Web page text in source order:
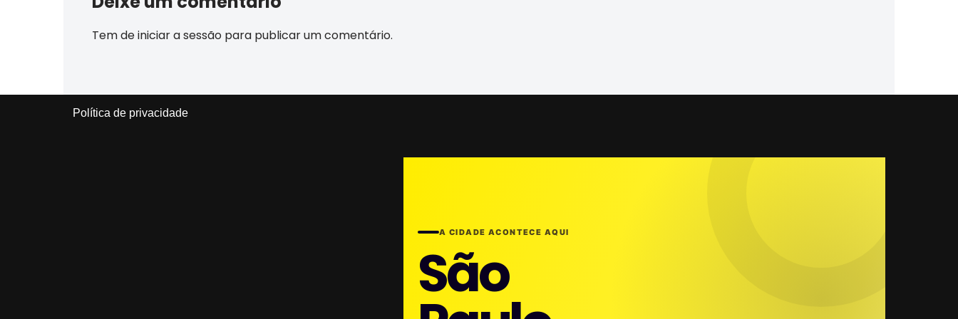
Tem deiniciar a sessão para publicar um comentário.
Política de privacidade
A CIDADE ACONTECE AQUI
São